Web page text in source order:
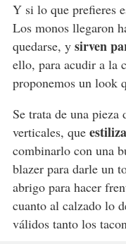
Y si lo que prefieres
Los monos llegaron
quedarse, y sirven
ello, para acudir a la
proponemos un look
Se trata de una pieza
verticales, que
combinarlo con una
blazer para darle un
abrigo para hacer
cuanto al calzado lo
válidos tanto los